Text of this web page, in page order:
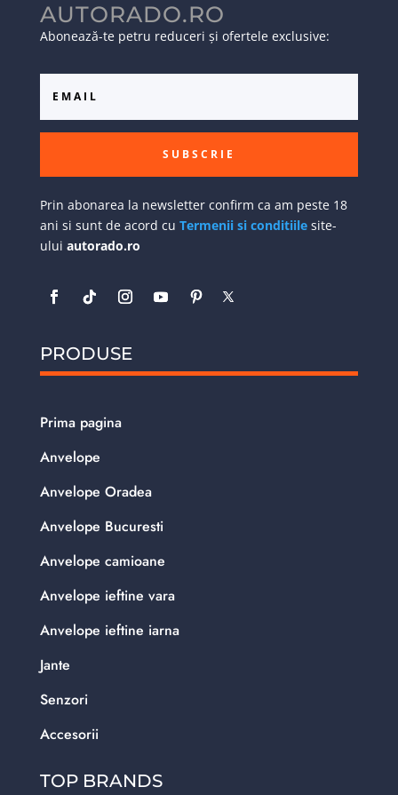
AUTORADO.RO
Abonează-te petru reduceri și ofertele exclusive:
SUBSCRIE
Prin abonarea la newsletter confirm ca am peste 18
ani si sunt de acord cu Termenii si conditiilesite-
ului autorado.ro
PRODUSE
Prima pagina
Anvelope
Anvelope Oradea
Anvelope Bucuresti
Anvelope camioane
Anvelope ieftine vara
Anvelope ieftine iarna
Jante
Senzori
Accesorii
TOP BRANDS